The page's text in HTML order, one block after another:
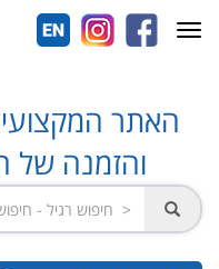
האתר המקצועי
והזמנה של
Toggle
navigation